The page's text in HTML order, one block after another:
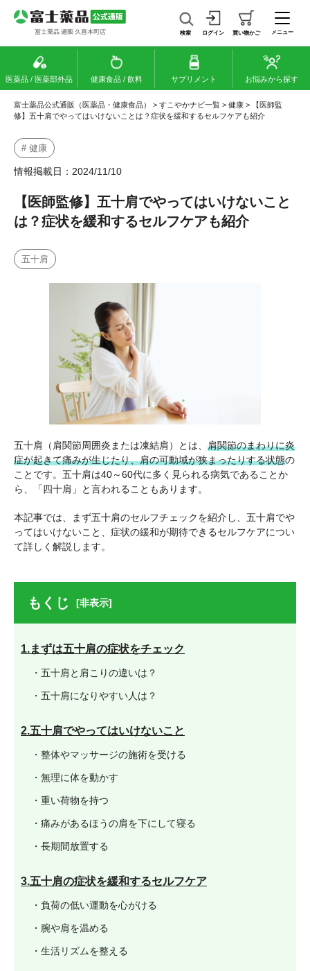
検索 ログイン 買い物かご メニュー
医薬品 / 医薬部外品 健康食品 / 飲料 サプリメント お悩みから探す
富士薬品公式通販（医薬品・健康食品） > すこやかナビ一覧 > 健康 >
【医師監
修】五十肩でやってはいけないことは？症状を緩和するセルフケアも紹介
# 健康
情報掲載日：2024/11/10
【医師監修】五十肩でやってはいけないこと
は？症状を緩和するセルフケアも紹介
五十肩
五十肩（肩関節周囲炎または凍結肩）とは、 肩関節のまわりに炎
症が起きて痛みが生じたり、肩の可動域が狭まったりする状態の
ことです。五十肩は40～60代に多く見られる病気であることか
ら、「四十肩」と言われることもあります。
本記事では、まず五十肩のセルフチェックを紹介し、五十肩でや
ってはいけないこと、症状の緩和が期待できるセルフケアについ
て詳しく解説します。
もくじ [非表示]
1.まずは五十肩の症状をチェック
・五十肩と肩こりの違いは？
・五十肩になりやすい人は？
2.五十肩でやってはいけないこと
・整体やマッサージの施術を受ける
・無理に体を動かす
・重い荷物を持つ
・痛みがあるほうの肩を下にして寝る
・長期間放置する
3.五十肩の症状を緩和するセルフケア
・負荷の低い運動を心がける
・腕や肩を温める
・生活リズムを整える